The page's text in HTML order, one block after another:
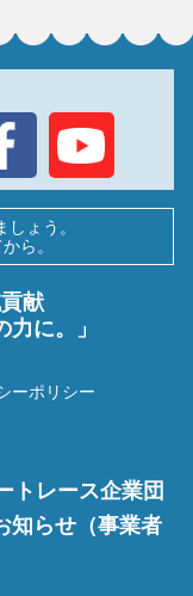
ょう。
ら。
献
力に。」
ーポリシー
トレース企業団
知らせ（事業者